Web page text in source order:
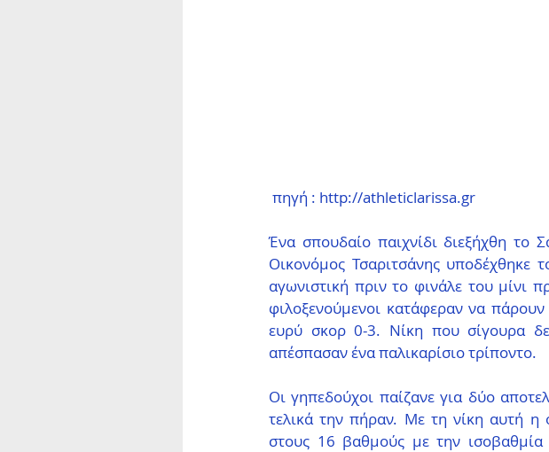
πηγή : http://athleticlarissa.gr
Ένα σπουδαίο παιχνίδι διεξήχθη
Οικονόμος Τσαριτσάνης υποδέχθηκε
αγωνιστική πριν το φινάλε του μίνι
φιλοξενούμενοι κατάφεραν να
ευρύ σκορ 0-3. Νίκη που σίγουρα
απέσπασαν ένα παλικαρίσιο τρίποντο.
Οι γηπεδούχοι παίζανε για δύο
τελικά την πήραν. Με τη νίκη αυτή η
στους 16 βαθμούς με την